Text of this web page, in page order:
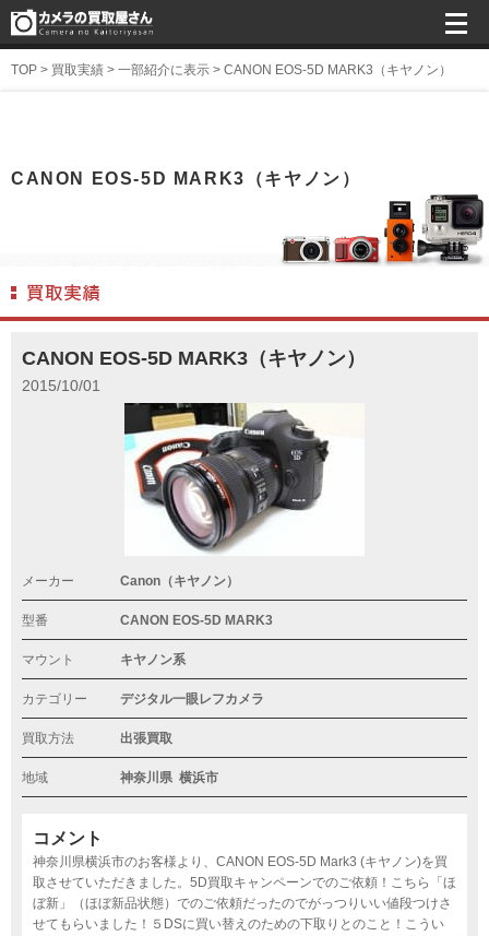
TOP > 買取実績 > 一部紹介に表示 > CANON EOS-5D MARK3（キヤノン）
CANON EOS-5D MARK3（キヤノン）
CANON EOS-5D MARK3（キヤノン）
2015/10/01
メーカー Canon（キヤノン）
型番 CANON EOS-5D MARK3
マウント キヤノン系
カテゴリー デジタル一眼レフカメラ
買取方法 出張買取
地域 神奈川県 横浜市
コメント
神奈川県横浜市のお客様より、CANON EOS-5D Mark3 (キヤノン)を買
取させていただきました。5D買取キャンペーンでのご依頼！こちら「ほ
ぼ新」（ほぼ新品状態）でのご依頼だったのでがっつりいい値段つけさ
せてもらいました！５DSに買い替えのための下取りとのこと！こうい